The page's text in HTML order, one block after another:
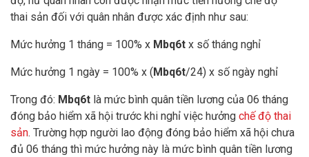
thai sản đối với quân nhân được xác định như sau:
Mức hưởng 1 tháng = 100% x Mbq6t x số tháng nghỉ
Mức hưởng 1 ngày = 100% x (Mbq6t/24) x số ngày nghỉ
Trong đó: Mbq6t là mức bình quân tiền lương của 06 tháng
đóng bảo hiểm xã hội trước khi nghỉ việc hưởng chế độ thai
sản. Trường hợp người lao động đóng bảo hiểm xã hội chưa
đủ 06 tháng thì mức hưởng này là mức bình quân tiền lương